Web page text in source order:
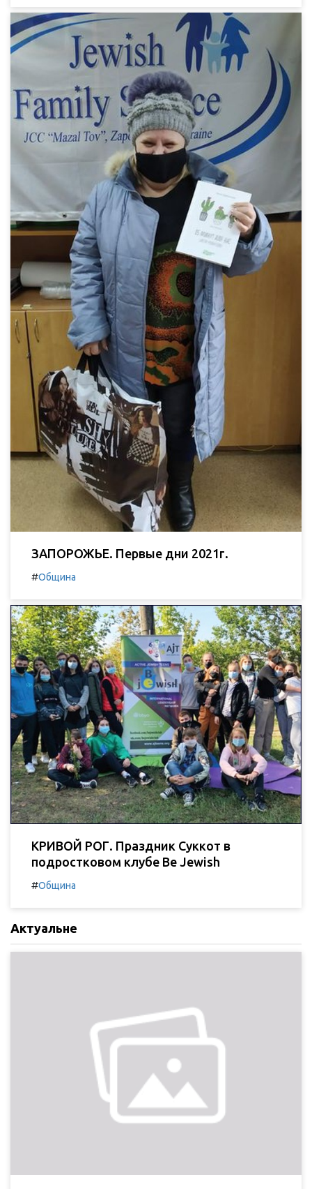
ЗАПОРОЖЬЕ. Первые дни 2021г.
#Община
КРИВОЙ РОГ. Праздник Суккот в
подростковом клубе Be Jewish
#Община
Актуальне